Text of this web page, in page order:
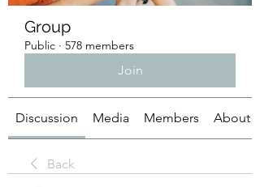
Group
Public · 578 members
Join
Discussion Media Members About
Back